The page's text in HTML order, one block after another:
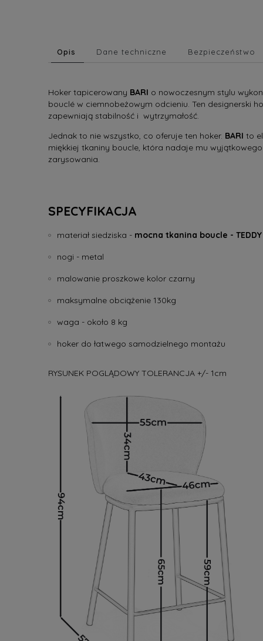
Opis Dane techniczne Bezpieczeństwo
Hoker tapicerowany BARI o nowoczesnym stylu
bouclé w ciemnobeżowym odcieniu. Ten designerski
zapewniają stabilność i wytrzymałość.
Jednak to nie wszystko, co oferuje ten hoker. BARI to
miękkiej tkaniny boucle, która nadaje mu
zarysowania.
SPECYFIKACJA
materiał siedziska - mocna tkanina boucle - TEDDY
nogi - metal
malowanie proszkowe kolor czarny
maksymalne obciążenie 130kg
waga - około 8 kg
hoker do łatwego samodzielnego montażu
RYSUNEK POGLĄDOWY TOLERANCJA +/- 1cm